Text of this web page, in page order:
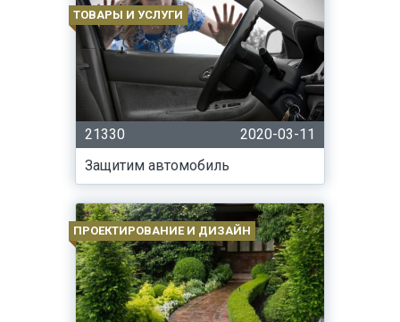
ТОВАРЫ И УСЛУГИ
21330
2020-03-11
Защитим автомобиль
ПРОЕКТИРОВАНИЕ И ДИЗАЙН